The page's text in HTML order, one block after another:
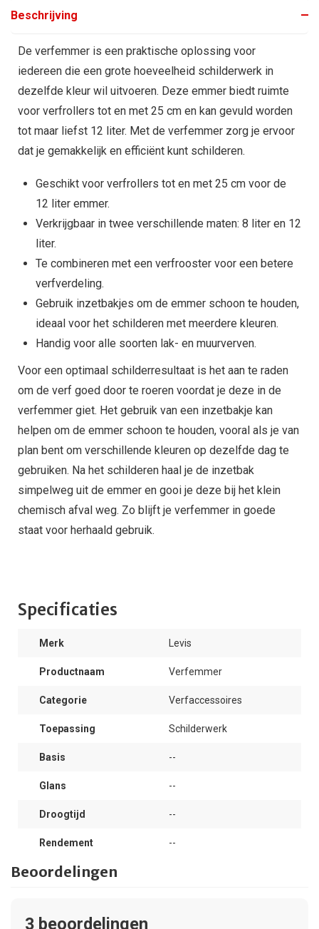
Beschrijving
De verfemmer is een praktische oplossing voor
iedereen die een grote hoeveelheid schilderwerk in
dezelfde kleur wil uitvoeren. Deze emmer biedt ruimte
voor verfrollers tot en met 25 cm en kan gevuld worden
tot maar liefst 12 liter. Met de verfemmer zorg je ervoor
dat je gemakkelijk en efficiënt kunt schilderen.
Geschikt voor verfrollers tot en met 25 cm voor de
12 liter emmer.
Verkrijgbaar in twee verschillende maten: 8 liter en 12
liter.
Te combineren met een verfrooster voor een betere
verfverdeling.
Gebruik inzetbakjes om de emmer schoon te houden,
ideaal voor het schilderen met meerdere kleuren.
Handig voor alle soorten lak- en muurverven.
Voor een optimaal schilderresultaat is het aan te raden
om de verf goed door te roeren voordat je deze in de
verfemmer giet. Het gebruik van een inzetbakje kan
helpen om de emmer schoon te houden, vooral als je van
plan bent om verschillende kleuren op dezelfde dag te
gebruiken. Na het schilderen haal je de inzetbak
simpelweg uit de emmer en gooi je deze bij het klein
chemisch afval weg. Zo blijft je verfemmer in goede
staat voor herhaald gebruik.
Specificaties
Merk Levis
Productnaam Verfemmer
Categorie Verfaccessoires
Toepassing Schilderwerk
Basis --
Glans --
Droogtijd --
Rendement --
Beoordelingen
3 beoordelingen